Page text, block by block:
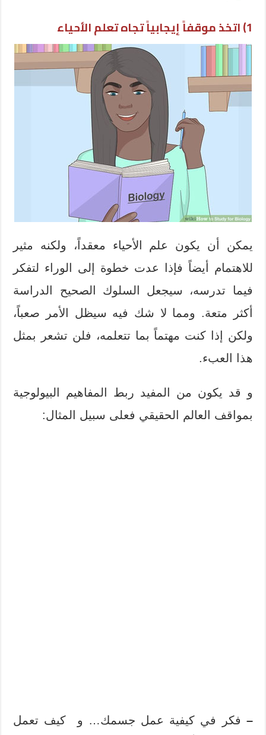
1) اتخذ موقفاً إيجابياً تجاه تعلم الأحياء
يمكن أن يكون علم الأحياء معقداً، ولكنه مثير
للاهتمام أيضاً فإذا عدت خطوة إلى الوراء لتفكر
فيما تدرسه، سيجعل السلوك الصحيح الدراسة
أكثر متعة. ومما لا شك فيه سيظل الأمر صعباً،
ولكن إذا كنت مهتماً بما تتعلمه، فلن تشعر بمثل
هذا العبء.
و قد يكون من المفيد ربط المفاهيم البيولوجية
بمواقف العالم الحقيقي فعلى سبيل المثال:
– فكر في كيفية عمل جسمك… و كيف تعمل